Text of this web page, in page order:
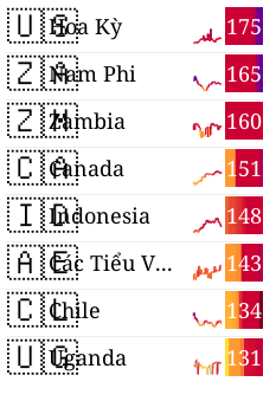
🇺🇸 175
Hoa Kỳ
🇿🇦 165
Nam Phi
🇿🇲 160
Zambia
🇨🇦 151
Canada
🇮🇩 148
Indonesia
🇦🇪 143
Các Tiểu Vương quốc Ả Rập Thống nhất
🇨🇱 134
Chile
🇺🇬 131
Uganda